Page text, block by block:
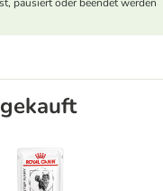
Weight Management
Canin Veterinary Feline